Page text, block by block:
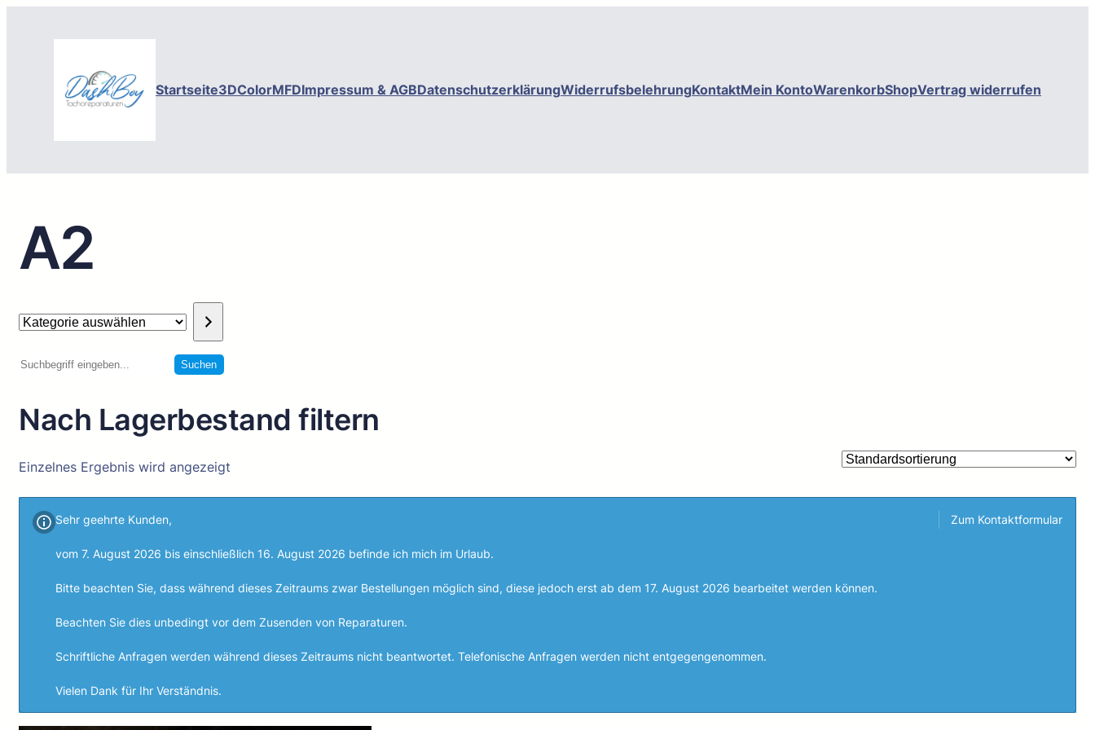
Startseite3DColorMFDImpressum & AGBDatenschutzerklärungWiderrufsbelehrungKontaktMein KontoWarenkorbShopVertrag widerrufen
A2
Kategorie
auswählen
Suchen Suchen
Nach Lagerbestand filtern
Einzelnes Ergebnis wird angezeigt
Zum Kontaktformular
Sehr geehrte Kunden,
vom 7. August 2026 bis einschließlich 16. August 2026 befinde ich mich im Urlaub.
Bitte beachten Sie, dass während dieses Zeitraums zwar Bestellungen möglich sind, diese jedoch erst ab dem 17. August 2026 bearbeitet werden können.
Beachten Sie dies unbedingt vor dem Zusenden von Reparaturen.
Schriftliche Anfragen werden während dieses Zeitraums nicht beantwortet. Telefonische Anfragen werden nicht entgegengenommen.
Vielen Dank für Ihr Verständnis.